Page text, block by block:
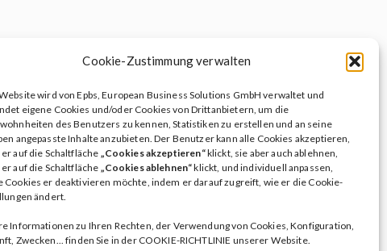
Cookie-Zustimmung verwalten
wird von Epbs, European Business Solutions GmbH verwaltet und
eigene Cookies und/oder Cookies von Drittanbietern, um die
des Benutzers zu kennen, Statistiken zu erstellen und an seine
angepasste Inhalte anzubieten. Der Benutzer kann alle Cookies akzeptieren,
auf die Schaltfläche„Cookies akzeptieren“klickt, sie aber auch ablehnen,
auf die Schaltfläche„Cookies ablehnen“klickt, und individuell anpassen,
Cookies er deaktivieren möchte, indem er darauf zugreift, wie er die Cookie-
ändert.
Informationen zu Ihren Rechten, der Verwendung von Cookies, Konfiguration,
Zwecken... finden Sie in der COOKIE-RICHTLINIE unserer Website.